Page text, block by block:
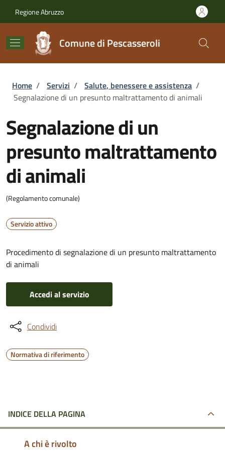
Regione Abruzzo
Comune di Pescasseroli
Briciole di pane
Home / Servizi / Salute, benessere e assistenza /
Segnalazione di un presunto maltrattamento di animali
Segnalazione di un
presunto maltrattamento
di animali
(Regolamento comunale)
Servizio attivo
Procedimento di segnalazione di un presunto maltrattamento
di animali
Accedi al servizio
Condividi
Normativa di riferimento
INDICE DELLA PAGINA
A chi è rivolto